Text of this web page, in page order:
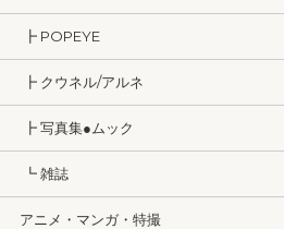
┣ POPEYE
┣ クウネル/アルネ
┣ 写真集●ムック
┗ 雑誌
アニメ・マンガ・特撮